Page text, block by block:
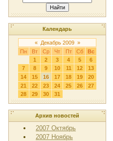
Календарь
« Декабрь 2009 »
Пн
Вт Ср Чт Пт Сб
Вс
1
2 3 4 5
6
7
8 9 10 11 12
13
14
15 16 17 18 19
20
21
22 23 24 25 26
27
28
29 30 31
Архив новостей
2007 Октябрь
2007 Ноябрь